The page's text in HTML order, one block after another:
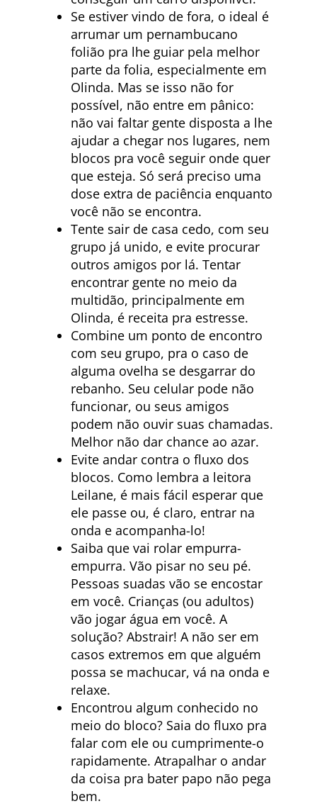
Se estiver vindo de fora, o ideal é
arrumar um pernambucano
folião pra lhe guiar pela melhor
parte da folia, especialmente em
Olinda. Mas se isso não for
possível, não entre em pânico:
não vai faltar gente disposta a lhe
ajudar a chegar nos lugares, nem
blocos pra você seguir onde quer
que esteja. Só será preciso uma
dose extra de paciência enquanto
você não se encontra.
Tente sair de casa cedo, com seu
grupo já unido, e evite procurar
outros amigos por lá. Tentar
encontrar gente no meio da
multidão, principalmente em
Olinda, é receita pra estresse.
Combine um ponto de encontro
com seu grupo, pra o caso de
alguma ovelha se desgarrar do
rebanho. Seu celular pode não
funcionar, ou seus amigos
podem não ouvir suas chamadas.
Melhor não dar chance ao azar.
Evite andar contra o fluxo dos
blocos. Como lembra a leitora
Leilane, é mais fácil esperar que
ele passe ou, é claro, entrar na
onda e acompanha-lo!
Saiba que vai rolar empurra-
empurra. Vão pisar no seu pé.
Pessoas suadas vão se encostar
em você. Crianças (ou adultos)
vão jogar água em você. A
solução? Abstrair! A não ser em
casos extremos em que alguém
possa se machucar, vá na onda e
relaxe.
Encontrou algum conhecido no
meio do bloco? Saia do fluxo pra
falar com ele ou cumprimente-o
rapidamente. Atrapalhar o andar
da coisa pra bater papo não pega
bem.